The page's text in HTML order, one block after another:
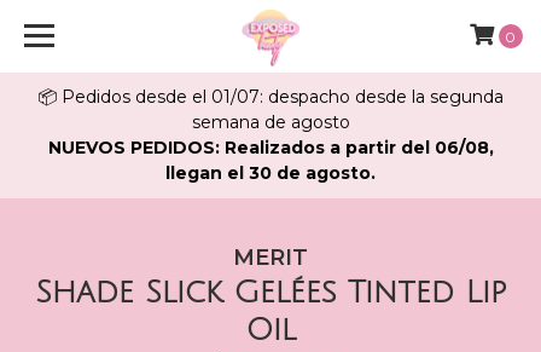
📦 Pedidos desde el 01/07: despacho desde la segunda
semana de agosto
NUEVOS PEDIDOS: Realizados a partir del 06/08,
llegan el 30 de agosto.
0
MERIT
Shade Slick Gelées Tinted Lip
Oil